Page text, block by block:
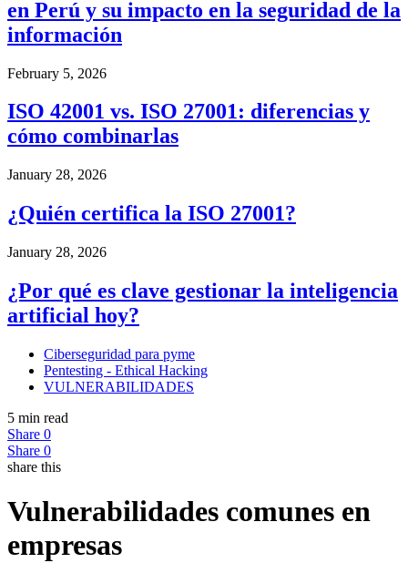
en Perú y su impacto en la seguridad de la
información
February 5, 2026
ISO 42001 vs. ISO 27001: diferencias y
cómo combinarlas
January 28, 2026
¿Quién certifica la ISO 27001?
January 28, 2026
¿Por qué es clave gestionar la inteligencia
artificial hoy?
Ciberseguridad para pyme
Pentesting - Ethical Hacking
VULNERABILIDADES
5 min read
Share 0
Share 0
share this
Vulnerabilidades comunes en
empresas